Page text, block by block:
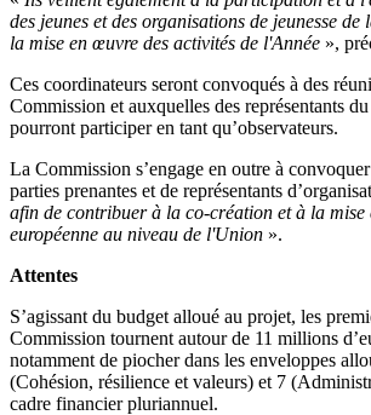
des jeunes et des organisations de jeunesse de
la mise en œuvre des activités de l'Année »,
Ces coordinateurs seront convoqués à des
Commission et auxquelles des représentants
pourront participer en tant qu’observateurs.
La Commission s’engage en outre à
parties prenantes et de représentants
afin de contribuer à la co-création et à la mise
européenne au niveau de l'Union ».
Attentes
S’agissant du budget alloué au projet, les
Commission tournent autour de 11 millions
notamment de piocher dans les enveloppes
(Cohésion, résilience et valeurs) et 7
cadre financier pluriannuel.